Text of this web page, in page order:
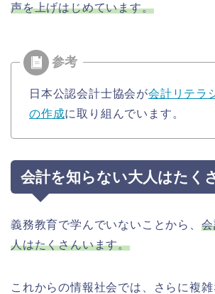
声を上げはじめています。
日本公認会計士協会が会計リテラ
の作成に取り組んでいます。
会計を知らない大人はたく
義務教育で学んでいないことから、
人はたくさんいます。
これからの情報社会では、さらに複雑
プロ